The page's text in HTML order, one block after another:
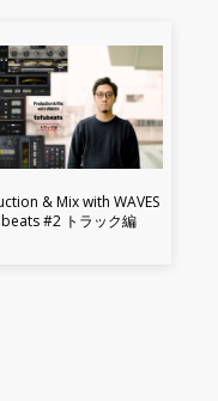
& Mix with WAVES
#2 トラック編